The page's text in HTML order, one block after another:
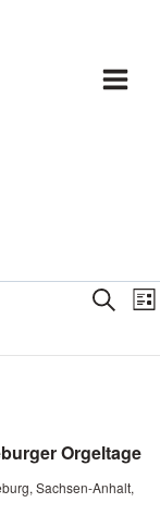
Suche
Orgeltage
Sachsen-Anhalt,